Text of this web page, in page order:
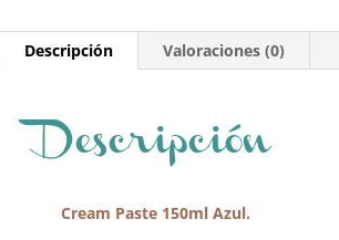
Descripción Valoraciones (0)
Descripción
Cream Paste 150ml Azul.